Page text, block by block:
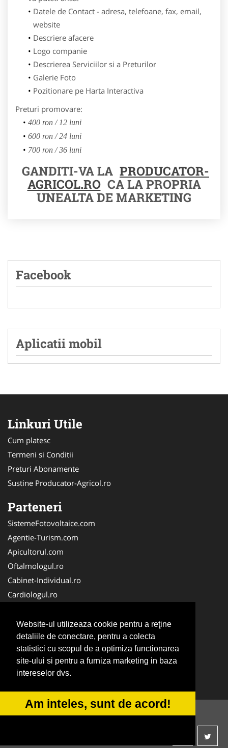
Website-ul utilizeaza cookie pentru a reţine
detaliile de conectare, pentru a colecta
statistici cu scopul de a optimiza functionarea
site-ului si pentru a furniza marketing in baza
intereselor dvs.
Am inteles, sunt de acord!
Datele de Contact - adresa, telefoane, fax, email,
website
Descriere afacere
Logo companie
Descrierea Serviciilor si a Preturilor
Galerie Foto
Pozitionare pe Harta Interactiva
Preturi promovare:
400 ron / 12 luni
600 ron / 24 luni
700 ron / 36 luni
GANDITI-VA LA PRODUCATOR-
AGRICOL.RO CA LA PROPRIA
UNEALTA DE MARKETING
Facebook
Aplicatii mobil
Linkuri Utile
Cum platesc
Termeni si Conditii
Preturi Abonamente
Sustine Producator-Agricol.ro
Parteneri
SistemeFotovoltaice.com
Agentie-Turism.com
Apicultorul.com
Oftalmologul.ro
Cabinet-Individual.ro
Cardiologul.ro
CramaVinuri.ro
Centru-Copiere.ro
CentruInchirieri.ro
Medic-Bun.com
© 2014-2026 -ANPC SOL